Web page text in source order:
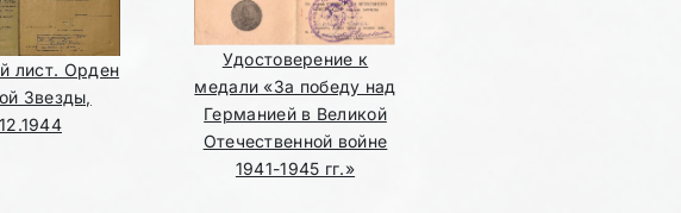
лист. Орден
Звезды,
Удостоверение к
медали «За победу над
Германией в Великой
Отечественной войне
1941-1945 гг.»